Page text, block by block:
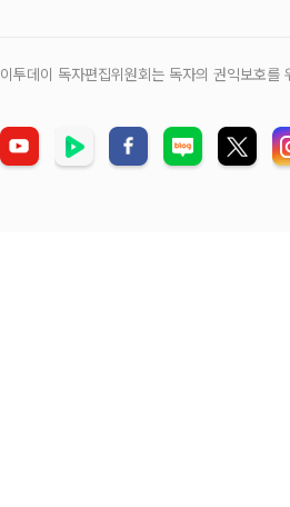
이투데이 독자편집위원회는 독자의 권익보호를